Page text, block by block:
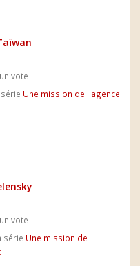
vote
Une mission de l'agence
vote
série Une mission de